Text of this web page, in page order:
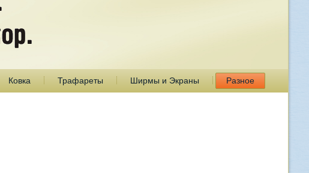
Ковка Трафареты Ширмы и Экраны Разное